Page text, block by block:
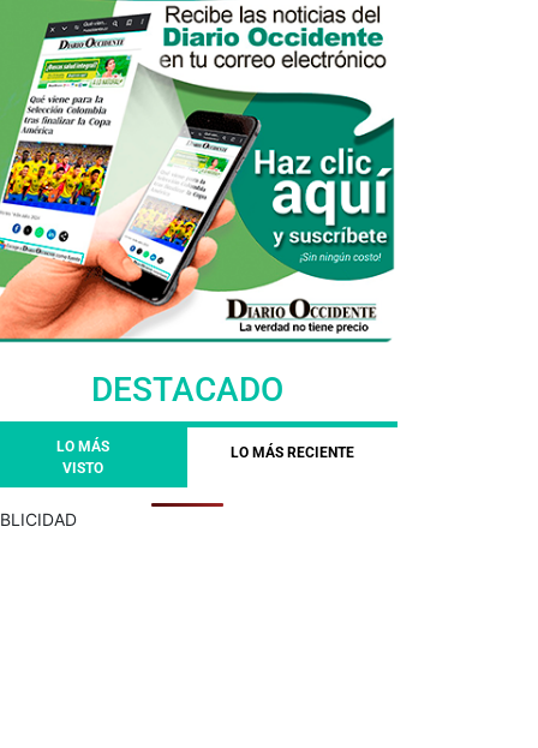
DESTACADO
LO MÁS
VISTO
LO MÁS RECIENTE